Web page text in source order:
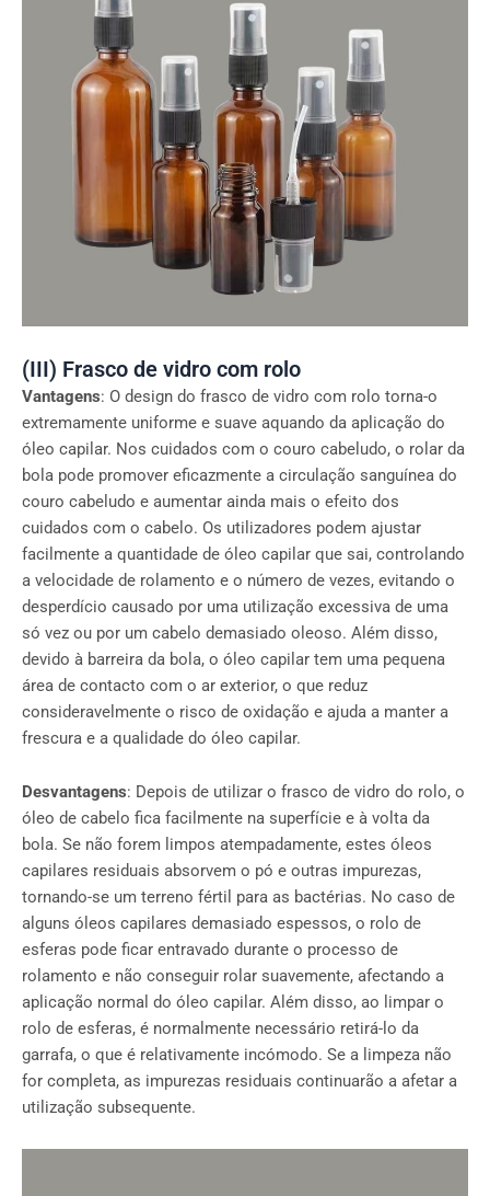
(III) Frasco de vidro com rolo
Vantagens: O design do frasco de vidro com rolo torna-o
extremamente uniforme e suave aquando da aplicação do
óleo capilar. Nos cuidados com o couro cabeludo, o rolar da
bola pode promover eficazmente a circulação sanguínea do
couro cabeludo e aumentar ainda mais o efeito dos
cuidados com o cabelo. Os utilizadores podem ajustar
facilmente a quantidade de óleo capilar que sai, controlando
a velocidade de rolamento e o número de vezes, evitando o
desperdício causado por uma utilização excessiva de uma
só vez ou por um cabelo demasiado oleoso. Além disso,
devido à barreira da bola, o óleo capilar tem uma pequena
área de contacto com o ar exterior, o que reduz
consideravelmente o risco de oxidação e ajuda a manter a
frescura e a qualidade do óleo capilar.
Desvantagens: Depois de utilizar o frasco de vidro do rolo, o
óleo de cabelo fica facilmente na superfície e à volta da
bola. Se não forem limpos atempadamente, estes óleos
capilares residuais absorvem o pó e outras impurezas,
tornando-se um terreno fértil para as bactérias. No caso de
alguns óleos capilares demasiado espessos, o rolo de
esferas pode ficar entravado durante o processo de
rolamento e não conseguir rolar suavemente, afectando a
aplicação normal do óleo capilar. Além disso, ao limpar o
rolo de esferas, é normalmente necessário retirá-lo da
garrafa, o que é relativamente incómodo. Se a limpeza não
for completa, as impurezas residuais continuarão a afetar a
utilização subsequente.